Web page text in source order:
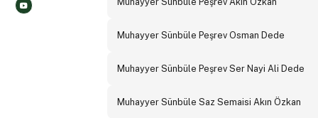
Muhayyer Sünbüle Peşrev Osman Dede
Muhayyer Sünbüle Peşrev Ser Nayi Ali Dede
Muhayyer Sünbüle Saz Semaisi Akın Özkan